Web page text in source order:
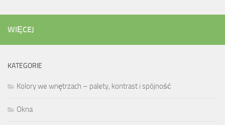
WIĘCEJ
KATEGORIE
Kolory we wnętrzach – palety, kontrast i spójność
Okna